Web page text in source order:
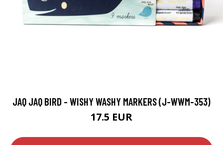
JAQ JAQ BIRD - WISHY WASHY MARKERS (J-WWM-353)
17.5 EUR